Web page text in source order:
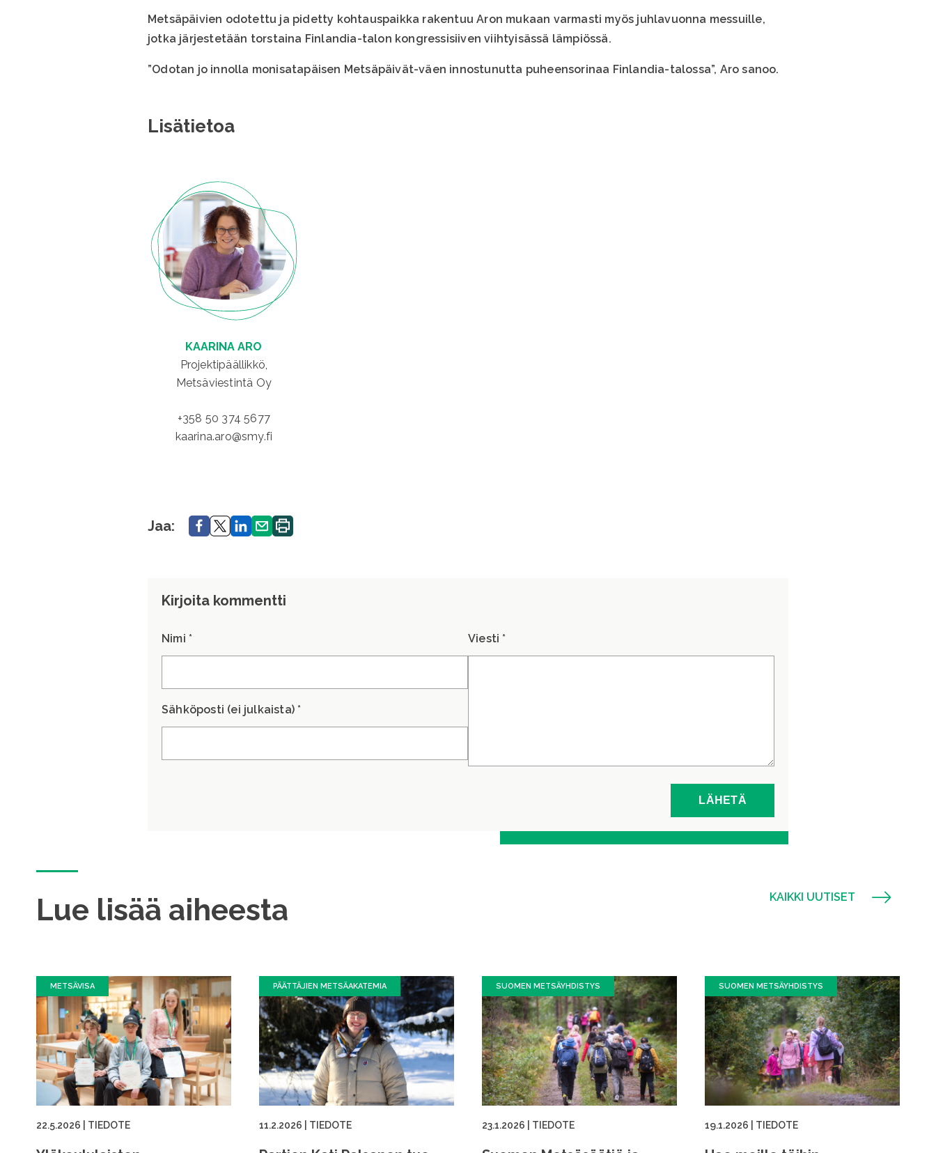
Metsäpäivien odotettu ja pidetty kohtauspaikka rakentuu Aron mukaan varmasti myös juhlavuonna messuille,
jotka järjestetään torstaina Finlandia-talon kongressisiiven viihtyisässä lämpiössä.
”Odotan jo innolla monisatapäisen Metsäpäivät-väen innostunutta puheensorinaa Finlandia-talossa”, Aro sanoo.
Lisätietoa
KAARINA ARO
Projektipäällikkö,
Metsäviestintä Oy
+358 50 374 5677
kaarina.aro@smy.fi
Jaa: Jaa. Jaa.Jaa. Jaa. Tulosta
sivu.
Kirjoita kommentti
Nimi *
Sähköposti (ei julkaista) *
Viesti *
Lue lisää aiheesta
METSÄVISA
22.5.2026 TIEDOTE
PÄÄTTÄJIEN METSÄAKATEMIA
11.2.2026 TIEDOTE
SUOMEN METSÄYHDISTYS
23.1.2026 TIEDOTE
SUOMEN METSÄYHDISTYS
19.1.2026 TIEDOTE
KAIKKI UUTISET